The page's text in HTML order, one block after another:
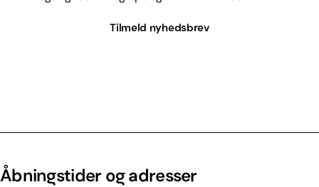
Tilmeld nyhedsbrev
Åbningstider og adresser